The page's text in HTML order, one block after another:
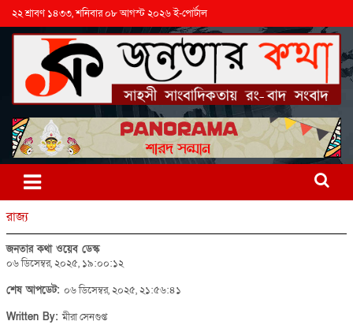
২২ শ্রাবণ ১৪৩৩, শনিবার ০৮ আগস্ট ২০২৬ ই-পোর্টাল
রাজ্য
জনতার কথা ওয়েব ডেস্ক
০৬ ডিসেম্বর, ২০২৫, ১৯:০০:১২
শেষ আপডেট: ০৬ ডিসেম্বর, ২০২৫, ২১:৫৬:৪১
Written By:মীরা সেনগুপ্ত